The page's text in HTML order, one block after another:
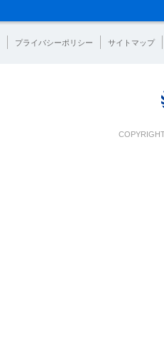
プライバシーポリシー サイトマップ